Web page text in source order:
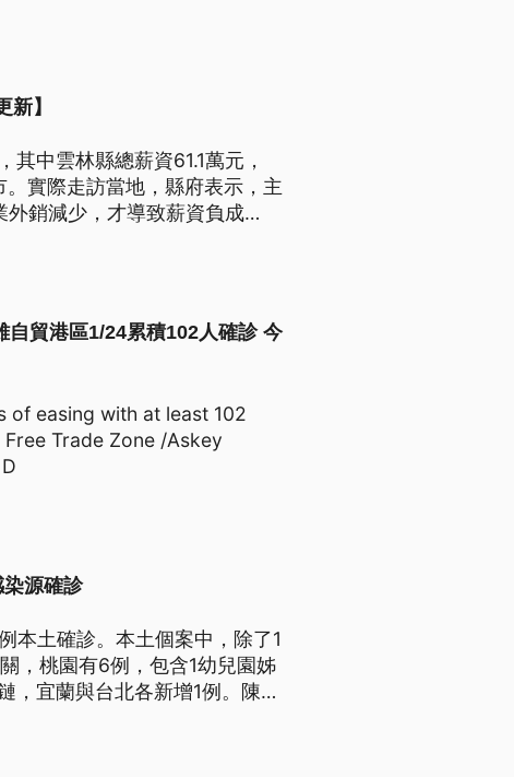
】
中雲林縣總薪資61.1萬元，
實際走訪當地，縣府表示，主
銷減少，才導致薪資負成
貿港區1/24累積102人確診 今
of easing with at least 102
Trade Zone /Askey
源確診
本土確診。本土個案中，除了1
，桃園有6例，包含1幼兒園姊
，宜蘭與台北各新增1例。陳時